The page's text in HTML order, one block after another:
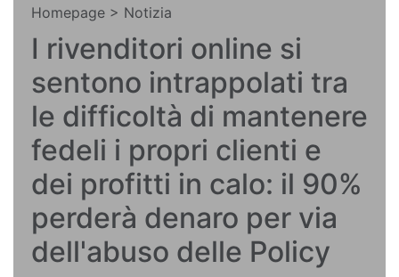
Homepage > Notizia
I rivenditori online si
sentono intrappolati tra
le difficoltà di mantenere
fedeli i propri clienti e
dei profitti in calo: il 90%
perderà denaro per via
dell'abuso delle Policy